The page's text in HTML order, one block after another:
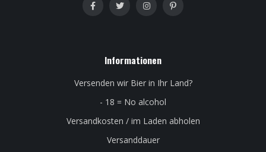
Informationen
Versenden wir Bier in Ihr Land?
- 18 = No alcohol
Versandkosten / im Laden abholen
Versanddauer